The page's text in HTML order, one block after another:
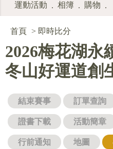
運動活動 . 相簿 . 購物 .
首頁 > 即時比分
2026梅花湖永
冬山好運道創
結束賽事 訂單查詢
證書下載 活動簡章
行前通知 地圖